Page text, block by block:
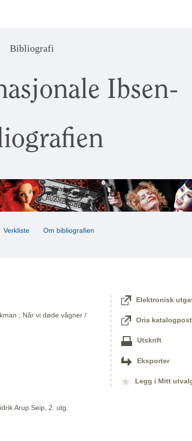
Bibliografi
Ibsen-
Verkliste Om bibliografien
; Når vi døde vågner /
Arup Seip, 2. utg.
Elektronisk
Oria katalogpost
Utskrift
Eksporter
Legg i Mitt